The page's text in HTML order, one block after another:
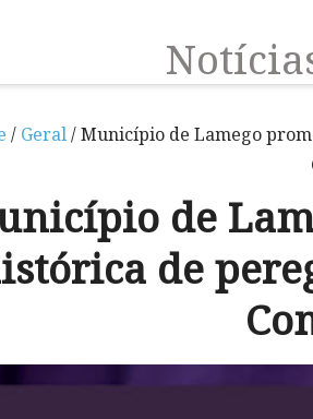
/ Geral/ Município de Lamego
de
de